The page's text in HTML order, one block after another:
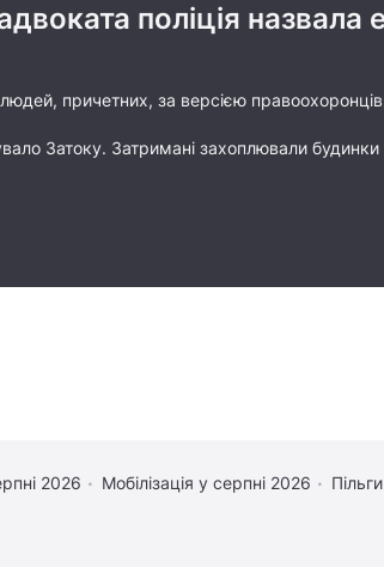
поліція назвала
причетних, за версією
Затоку. Затримані захоплювали
2026 Мобілізація у серпні 2026